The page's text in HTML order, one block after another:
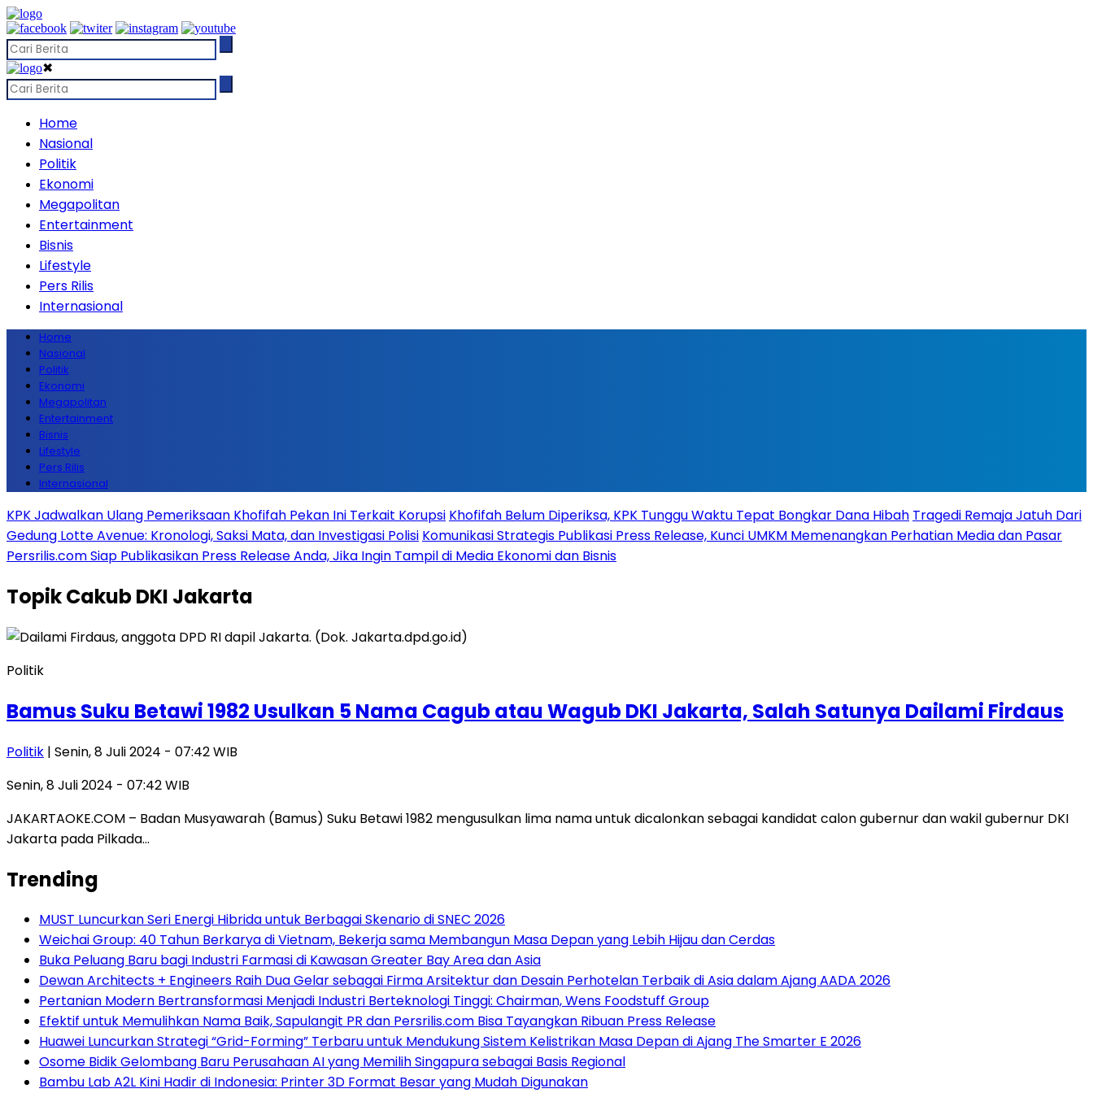
✖
Home
Nasional
Politik
Ekonomi
Megapolitan
Entertainment
Bisnis
Lifestyle
Pers Rilis
Internasional
Home
Nasional
Politik
Ekonomi
Megapolitan
Entertainment
Bisnis
Lifestyle
Pers Rilis
Internasional
KPK Jadwalkan Ulang Pemeriksaan Khofifah Pekan Ini Terkait Korupsi Khofifah Belum Diperiksa, KPK Tunggu Waktu Tepat Bongkar Dana Hibah Tragedi Remaja Jatuh Dari
Gedung Lotte Avenue: Kronologi, Saksi Mata, dan Investigasi Polisi Komunikasi Strategis Publikasi Press Release, Kunci UMKM Memenangkan Perhatian Media dan Pasar
Persrilis.com Siap Publikasikan Press Release Anda, Jika Ingin Tampil di Media Ekonomi dan Bisnis
TopikCakub DKI Jakarta
Politik
Bamus Suku Betawi 1982 Usulkan 5 Nama Cagub atau Wagub DKI Jakarta, Salah Satunya Dailami Firdaus
Politik | Senin, 8 Juli 2024 - 07:42 WIB
Senin, 8 Juli 2024 - 07:42 WIB
JAKARTAOKE.COM – Badan Musyawarah (Bamus) Suku Betawi 1982 mengusulkan lima nama untuk dicalonkan sebagai kandidat calon gubernur dan wakil gubernur DKI
Jakarta pada Pilkada…
Trending
MUST Luncurkan Seri Energi Hibrida untuk Berbagai Skenario di SNEC 2026
Weichai Group: 40 Tahun Berkarya di Vietnam, Bekerja sama Membangun Masa Depan yang Lebih Hijau dan Cerdas
Buka Peluang Baru bagi Industri Farmasi di Kawasan Greater Bay Area dan Asia
Dewan Architects + Engineers Raih Dua Gelar sebagai Firma Arsitektur dan Desain Perhotelan Terbaik di Asia dalam Ajang AADA 2026
Pertanian Modern Bertransformasi Menjadi Industri Berteknologi Tinggi: Chairman, Wens Foodstuff Group
Efektif untuk Memulihkan Nama Baik, Sapulangit PR dan Persrilis.com Bisa Tayangkan Ribuan Press Release
Huawei Luncurkan Strategi “Grid-Forming” Terbaru untuk Mendukung Sistem Kelistrikan Masa Depan di Ajang The Smarter E 2026
Osome Bidik Gelombang Baru Perusahaan AI yang Memilih Singapura sebagai Basis Regional
Bambu Lab A2L Kini Hadir di Indonesia: Printer 3D Format Besar yang Mudah Digunakan